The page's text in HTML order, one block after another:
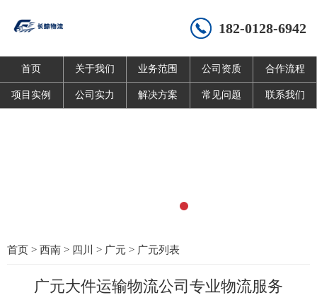
182-0128-6942
首页 关于我们 业务范围 公司资质 合作流程
项目实例 公司实力 解决方案 常见问题 联系我们
首页 > 西南 > 四川 > 广元 > 广元列表
广元大件运输物流公司专业物流服务